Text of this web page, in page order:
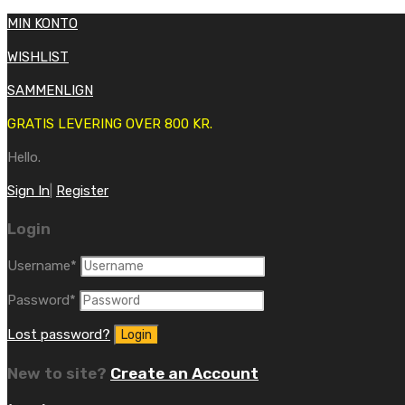
MIN KONTO
WISHLIST
SAMMENLIGN
GRATIS LEVERING OVER 800 KR.
Hello.
Sign In Register
Login
Username*
Password*
Lost password?
New to site? Create an Account